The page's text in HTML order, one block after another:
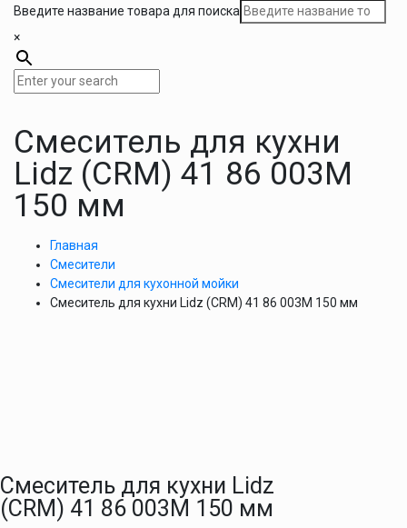
Введите название товара для поиска
×
Смеситель для кухни
Lidz (CRM) 41 86 003M
150 мм
Главная
Смесители
Смесители для кухонной мойки
Смеситель для кухни Lidz (CRM) 41 86 003M 150 мм
Смеситель для кухни Lidz
(CRM) 41 86 003M 150 мм